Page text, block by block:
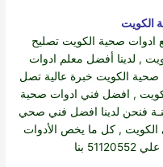
الكويت
ادوات صحية الكويت تصليح
, لدينا أفضل معلم ادوات
الكويت خبرة عالية تصل
, افضل فني ادوات صحية
فنحن لدينا افضل فني صحي
الكويت , كل ما يخص الأدوات
بنا